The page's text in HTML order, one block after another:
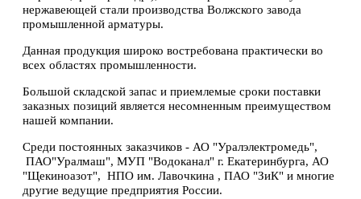
нержавеющей стали производства Волжского завода
промышленной арматуры.
Данная продукция широко востребована практически во
всех областях промышленности.
Большой складской запас и приемлемые сроки поставки
заказных позиций является несомненным преимуществом
нашей компании.
Среди постоянных заказчиков - АО "Уралэлектромедь",
ПАО"Уралмаш", МУП "Водоканал" г. Екатеринбурга, АО
"Щекиноазот", НПО им. Лавочкина , ПАО "ЗиК" и многие
другие ведущие предприятия России.